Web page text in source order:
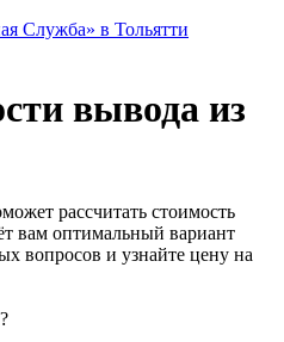
Служба» в Тольятти
вывода из
рассчитать стоимость
вам оптимальный вариант
вопросов и узнайте цену на